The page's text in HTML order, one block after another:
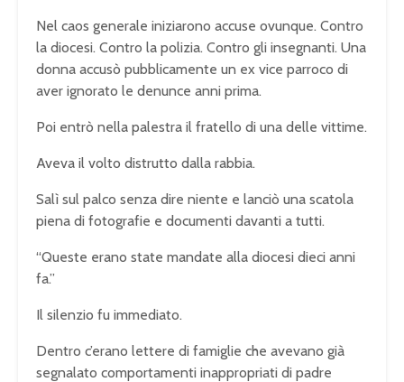
Nel caos generale iniziarono accuse ovunque. Contro
la diocesi. Contro la polizia. Contro gli insegnanti. Una
donna accusò pubblicamente un ex vice parroco di
aver ignorato le denunce anni prima.
Poi entrò nella palestra il fratello di una delle vittime.
Aveva il volto distrutto dalla rabbia.
Salì sul palco senza dire niente e lanciò una scatola
piena di fotografie e documenti davanti a tutti.
“Queste erano state mandate alla diocesi dieci anni
fa.”
Il silenzio fu immediato.
Dentro c’erano lettere di famiglie che avevano già
segnalato comportamenti inappropriati di padre